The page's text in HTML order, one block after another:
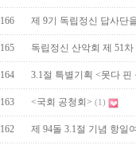
166 제 9기 독립정신 답사단
165 독립정신 산악회 제 51
164 3.1절 특별기획 <못다
163 <국회 공청회> (1)
162 제 94돌 3.1절 기념 항